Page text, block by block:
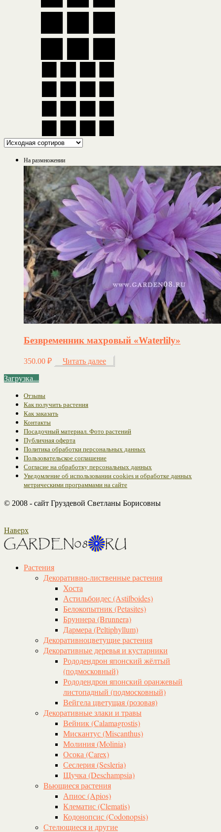
На размножении
Безвременник махровый «Waterlily»
350.00 ₽ Читать далее
Загрузка...
Отзывы
Как получить растения
Как заказать
Контакты
Посадочный материал. Фото растений
Публичная оферта
Политика обработки персональных данных
Пользовательское соглашение
Согласие на обработку персональных данных
Уведомление об использовании cookies и обработке данных
метрическими программами на сайте
© 2008 - сайт Груздевой Светланы Борисовны
Наверх
Растения
Декоративно-лиственные растения
Хоста
Астильбоидес (Astilboides)
Белокопытник (Рetasites)
Бруннера (Brunnera)
Дармера (Peltiphyllum)
Декоративноцветущие растения
Декоративные деревья и кустарники
Рододендрон японский жёлтый
(подмосковный)
Рододендрон японский оранжевый
листопадный (подмосковный)
Вейгела цветущая (розовая)
Декоративные злаки и травы
Вейник (Calamagrostis)
Мискантус (Miscanthus)
Молиния (Molinia)
Осока (Carex)
Сеслерия (Sesleria)
Щучка (Deschampsia)
Вьющиеся растения
Апиос (Apios)
Клематис (Clematis)
Кодонопсис (Codonopsis)
Стелющиеся и другие